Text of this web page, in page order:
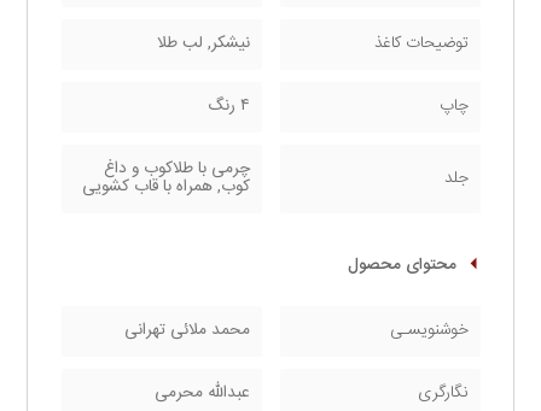
توضیحات کاغذ نیشکر, لب طلا
چاپ ۴ رنگ
جلد چرمی با طلاکوب و داغ
کوب, همراه با قاب کشویی
محتوای محصول
خوشنویسـی محمد ملائی تهرانی
نگارگری عبدالله محرمی